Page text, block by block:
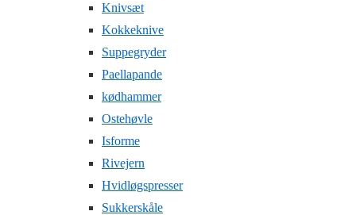
Knivsæt
Kokkeknive
Suppegryder
Paellapande
kødhammer
Ostehøvle
Isforme
Rivejern
Hvidløgspresser
Sukkerskåle